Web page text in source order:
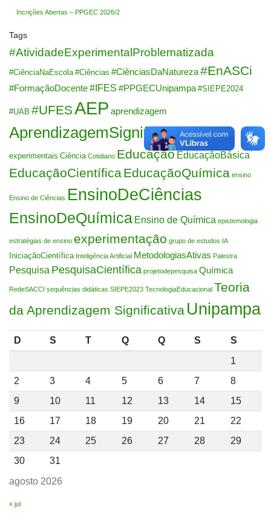
Incrições Abertas – PPGEC 2026/2
Tags
#AtividadeExperimentalProblematizada
#CiênciaNaEscola #Ciências #CiênciasDaNatureza#EnASCi
#FormaçãoDocente#IFES #PPGECUnipampa #SIEPE2024
#UAB #UFESAEP aprendizagem
AprendizagemSignificativa Atividades
experimentais Ciência Cotidiano Educação EducaçãoBásica
EducaçãoCientíficaEducaçãoQuímica ensino
Ensino de Ciências EnsinoDeCiências
EnsinoDeQuímica Ensino de Química epistemologia
estratégias de ensino experimentação grupo de estudos IA
IniciaçãoCientífica Inteligência Artificial MetodologiasAtivas Palestra
Pesquisa PesquisaCientífica projetodepesquisa Química
RedeSACCI sequências didáticas SIEPE2023 TecnologiaEducacional Teoria
da Aprendizagem Significativa Unipampa
agosto 2026
D S T Q Q S
S
1
2
3 4 5 6 7
8
9
10 11 12 13 14
15
16
17 18 19 20 21
22
23
24 25 26 27 28
29
30
31
« jul